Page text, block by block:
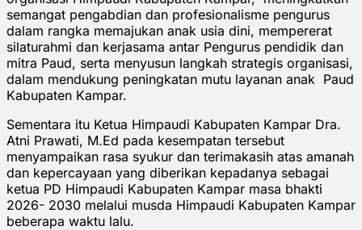
semangat pengabdian dan profesionalisme pengurus
dalam rangka memajukan anak usia dini, mempererat
silaturahmi dan kerjasama antar Pengurus pendidik dan
mitra Paud, serta menyusun langkah strategis organisasi,
dalam mendukung peningkatan mutu layanan anak Paud
Kabupaten Kampar.
Sementara itu Ketua Himpaudi Kabupaten Kampar Dra.
Atni Prawati, M.Ed pada kesempatan tersebut
menyampaikan rasa syukur dan terimakasih atas amanah
dan kepercayaan yang diberikan kepadanya sebagai
ketua PD Himpaudi Kabupaten Kampar masa bhakti
2026- 2030 melalui musda Himpaudi Kabupaten Kampar
beberapa waktu lalu.